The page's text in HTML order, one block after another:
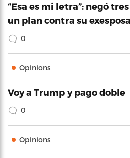
“Esa es mi letra”: negó
un plan contra su
0
Opinions
Voy a Trump y pago doble
0
Opinions